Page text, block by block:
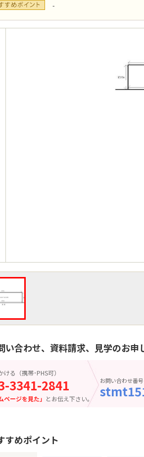
-
い合わせ、資料請求、見学のお申
ける（携帯･PHS可）
3341-2841
ページを見た」 とお伝え下さい。
お問い合わせ番
すめポイント